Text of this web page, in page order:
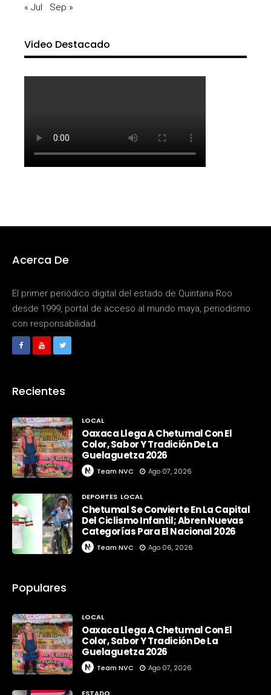
« Jul Sep »
Video Destacado
Acerca De
El primer periódico digital del estado de Quintana Roo
desde 1999, portal de acceso al mundo maya, periodismo
con responsabilidad.
Recientes
LOCAL
Oaxaca Llega A Chetumal Con El
Color, Sabor Y Tradición De La
Guelaguetza 2026
Team NVC Ago 07, 2026
DEPORTES LOCAL
Chetumal Se Convierte En La Capital
Del Ciclismo Infantil; Abren Nuevas
Categorías Para El Nacional 2026
Team NVC Ago 06, 2026
Populares
LOCAL
Oaxaca Llega A Chetumal Con El
Color, Sabor Y Tradición De La
Guelaguetza 2026
Team NVC Ago 07, 2026